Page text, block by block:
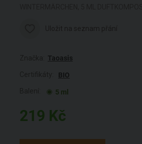
Taoasis
BIO
5 ml
219 Kč